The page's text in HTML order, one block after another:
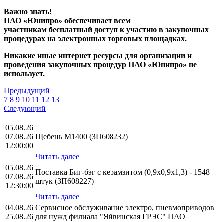
Важно знать!
ПАО «Юнипро» обеспечивает всем
участникам бесплатный доступ к участию в закупочных
процедурах на электронных торговых площадках.
Никакие иные интернет ресурсы для организации и
проведения закупочных процедур ПАО «Юнипро» не
использует.
Предыдущий
7 8 9 10 11 12 13
Следующий
05.08.26
07.08.26
12:00:00
Щебень М1400 (ЗП608232)
Читать далее
05.08.26
07.08.26
12:30:00
Поставка Биг-бэг с керамзитом (0,9х0,9х1,3) - 1548
штук (ЗП608227)
Читать далее
04.08.26
25.08.26
Сервисное обслуживание электро, пневмоприводов
для нужд филиала "Яйвинская ГРЭС" ПАО